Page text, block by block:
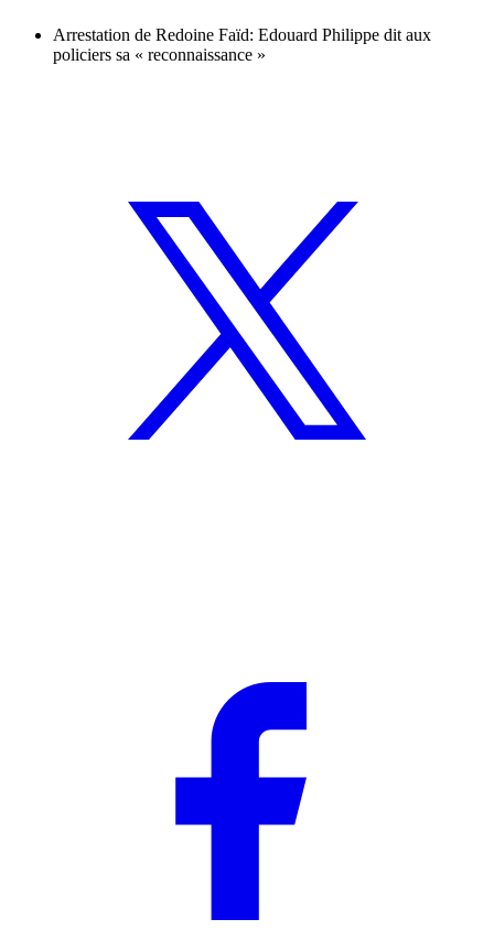
Arrestation de Redoine Faïd: Edouard Philippe dit aux
policiers sa « reconnaissance »